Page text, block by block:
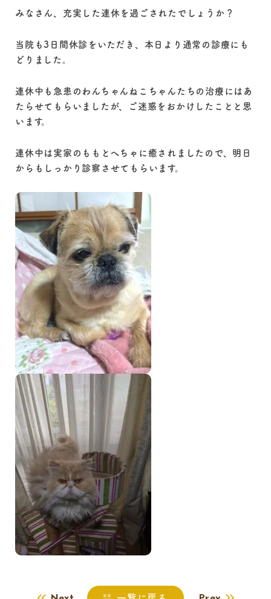
みなさん、充実した連休を過ごされたでしょうか？
当院も3日間休診をいただき、本日より通常の診療にも
どりました。
連休中も急患のわんちゃんねこちゃんたちの治療にはあ
たらせてもらいましたが、ご迷惑をおかけしたことと思
います。
連休中は実家のももとへちゃに癒されましたので、明日
からもしっかり診察させてもらいます。